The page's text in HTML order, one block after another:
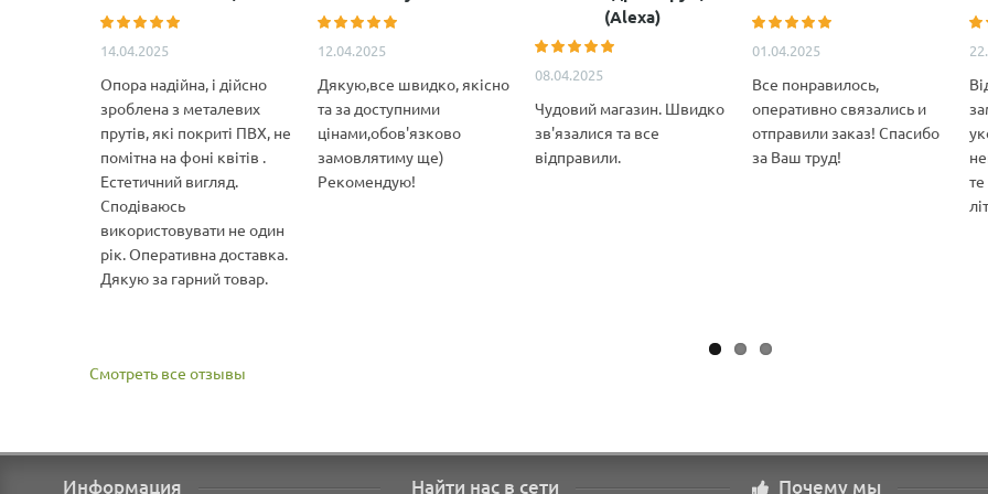
14.04.2025
Опора надійна, і дійсно
зроблена з металевих
прутів, які покриті ПВХ, не
помітна на фоні квітів .
Естетичний вигляд.
Сподіваюсь
використовувати не один
рік. Оперативна доставка.
Дякую за гарний товар.
12.04.2025
Дякую,все швидко, якісно
та за доступними
цінами,обов'язково
замовлятиму ще)
Рекомендую!
(Alexa)
08.04.2025
Чудовий магазин. Швидко
зв'язалися та все
відправили.
01.04.2025
Все понравилось,
оперативно связались и
отправили заказ! Спасибо
за Ваш труд!
те
Смотреть все отзывы
Информация Найти нас в сети Почему мы